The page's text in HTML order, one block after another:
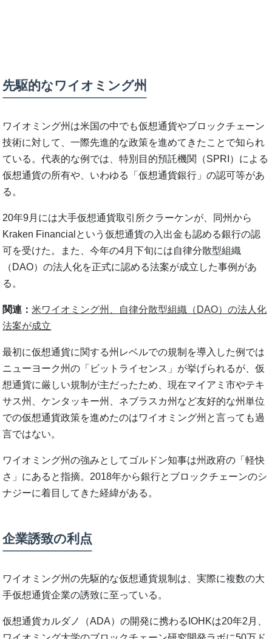
先駆的なワイオミング州
ワイオミング州は米国の中でも仮想通貨やブロックチェーン
技術に対して、一際先進的な政策を進めてきたことで知られ
ている。代表的な例では、特別目的預託機関（SPRI）による
仮想通貨の所有や、いわゆる「仮想通貨銀行」の認可等があ
る。
20年9月には大手仮想通貨取引所クラーケンが、同州から
Kraken Financialという仮想通貨の入出金も認める銀行の認
可を受けた。また、今年の4月下旬には自律分散型組織
（DAO）の法人化を正式に認める法案が成立した事例があ
る。
関連：米ワイオミング州、自律分散型組織（DAO）の法人化
法案が成立
最初に仮想通貨に関する州レベルでの規制を導入した例では
ニューヨーク州の「ビットライセンス」が挙げられるが、仮
想通貨に厳しい規制が主だったため、現在マイアミ市やテキ
サス州、ケンタッキー州、ネブラスカ州など友好的な州単位
での仮想通貨政策を進めたのはワイオミング州と言っても過
言ではない。
ワイオミング州の強みとしてゴルドン知事は州政府の「軽快
さ」にあると指摘。2018年から銀行とブロックチェーンのシ
ナジーに着目してきた経緯がある。
企業誘致の利点
ワイオミング州の先駆的な仮想通貨規制は、実際に複数の大
手仮想通貨企業の誘致に至っている。
仮想通貨カルダノ（ADA）の開発に携わるIOHKは20年2月、